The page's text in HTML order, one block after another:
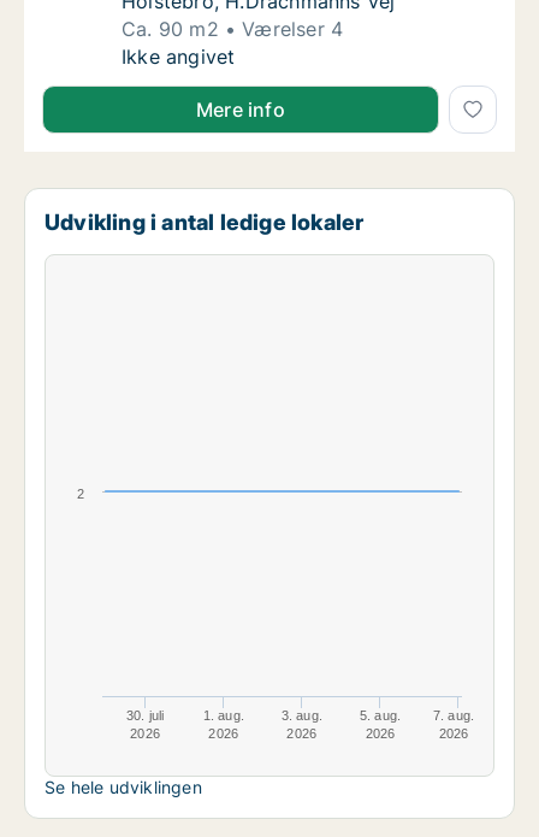
Ca. 90 m2
Værelser 4
Ca. 90 m2 andelsbolig til salg i 7500
Ikke angivet
Mere info
Udvikling i antal ledige lokaler
30. juli
2026
1. aug.
2026
3. aug.
2026
5. aug.
2026
7. aug.
2026
2
Se hele udviklingen